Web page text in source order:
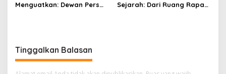
Menguatkan: Dewan Pers
Sejarah: Dari Ruang Rapat
Tinggalkan Balasan